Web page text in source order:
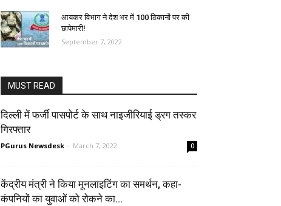
आयकर विभाग ने देश भर में 100 ठिकानों पर की
छापेमारी!
September 7, 2022
MUST READ
दिल्ली में फर्जी पासपोर्ट के साथ नाइजीरियाई ड्रग तस्कर
गिरफ्तार
PGurus Newsdesk - March 7, 2022 0
केंद्रीय मंत्री ने किया मूनलाइटिंग का समर्थन, कहा-
कंपनियों का युवाओं को रोकने का...